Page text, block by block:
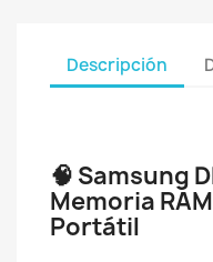
Descripción
🧠 Samsung
Memoria
Portátil